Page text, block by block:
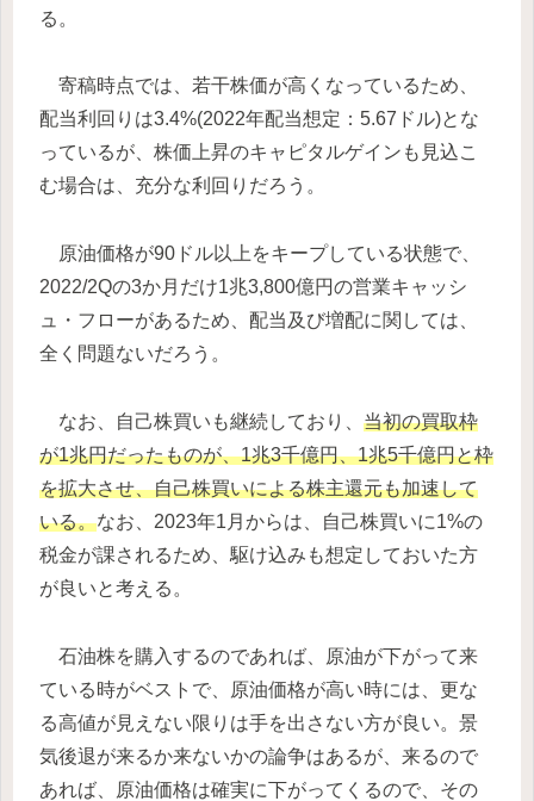
る。
寄稿時点では、若干株価が高くなっているため、
配当利回りは3.4%(2022年配当想定：5.67ドル)とな
っているが、株価上昇のキャピタルゲインも見込こ
む場合は、充分な利回りだろう。
原油価格が90ドル以上をキープしている状態で、
2022/2Qの3か月だけ1兆3,800億円の営業キャッシ
ュ・フローがあるため、配当及び増配に関しては、
全く問題ないだろう。
なお、自己株買いも継続しており、 当初の買取枠
が1兆円だったものが、1兆3千億円、1兆5千億円と枠
を拡大させ、自己株買いによる株主還元も加速して
いる。なお、2023年1月からは、自己株買いに1%の
税金が課されるため、駆け込みも想定しておいた方
が良いと考える。
石油株を購入するのであれば、原油が下がって来
ている時がベストで、原油価格が高い時には、更な
る高値が見えない限りは手を出さない方が良い。景
気後退が来るか来ないかの論争はあるが、来るので
あれば、原油価格は確実に下がってくるので、その